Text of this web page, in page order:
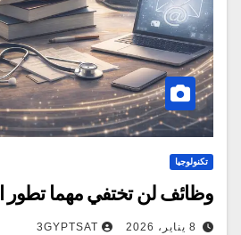
تكنولوجيا
وظائف لن تختفي مهما تطور
8 يناير، 2026 3GYPTSAT